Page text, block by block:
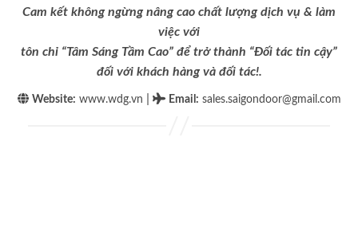
Cam kết không ngừng nâng cao chất lượng dịch vụ & làm
việc với
tôn chỉ “Tâm Sáng Tầm Cao” để trở thành “Đối tác tin cậy”
đối với khách hàng và đối tác!.
Website: www.wdg.vn Email : sales.saigondoor@gmail.com